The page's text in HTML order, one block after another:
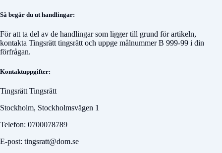
Så begär du ut handlingar:
För att ta del av de handlingar som ligger till grund för artikeln,
kontakta Tingsrätt tingsrätt och uppge målnummerB 999-99 i din
förfrågan.
Kontaktuppgifter:
Tingsrätt Tingsrätt
Stockholm, Stockholmsvägen 1
Telefon: 0700078789
E-post: tingsratt@dom.se